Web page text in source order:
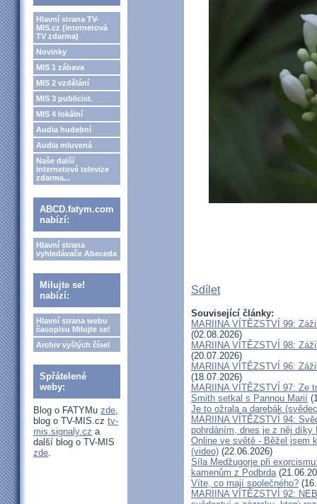
Hlavní strana TV-
MIS.cz (internetová
TV zdarma)
Novinky
MIS 1 zábava
MIS 2 vzdělání
MIS 3 publicist.
MIS 4 lokální
Audia hudební
Audia mluvená
Naše další
internetové televize
zdarma...
ABCD.fatym.com
nabízí:
Hlavní strana
vyhledávače Abeceda
Milujte se!
nabízí:
Hlavní strana webu
časopisu Milujte se!
Archiv vyšlých čísel
Spřátelené
weby:
Blog o FATYMu zde,
blog o TV-MIS.cz tv-
mis.signaly.cz a
další blog o TV-MIS
zde.
Sdílet
Související články:
MARIINA VÍTĚZSTVÍ 99:
(02.08.2026)
MARIINA VÍTĚZSTVÍ 98:
(20.07.2026)
MARIINA VÍTĚZSTVÍ 96:
(18.07.2026)
MARIINA VÍTĚZSTVÍ 97: Ze
Smith setkal s Pannou Marií
Je to ožrala a darebák
MARIINA VÍTĚZSTVÍ 94:
pohrdáním, dnes je z něj
Online ve světě - Běžel jsem
(video) (22.06.2026)
Síla Medžugorje při
kamenům z Podbrda
Víte, co mají společného?
MARIINA VÍTĚZSTVÍ 92: